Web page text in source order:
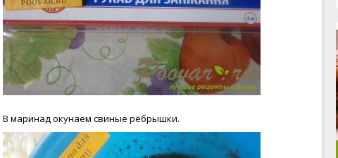
В маринад окунаем свиные рёбрышки.